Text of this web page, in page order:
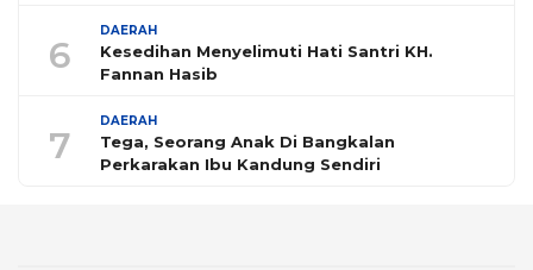
6
DAERAH
Kesedihan Menyelimuti Hati Santri KH.
Fannan Hasib
7
DAERAH
Tega, Seorang Anak Di Bangkalan
Perkarakan Ibu Kandung Sendiri